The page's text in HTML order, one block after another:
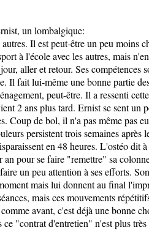
un lombalgique:
Il est peut-être un peu moins
à l'école avec les autres, mais
aller et retour. Ses
Il fait lui-même une bonne partie
peut-être. Il a ressenti
2 ans plus tard. Ernist se sent
Coup de bol, il n'a pas même
persistent trois semaines
en 48 heures. L'ostéo
pour se faire "remettre" sa
un peu attention à ses efforts.
mais lui donnent au final
mais ces mouvements
avant, c'est déjà une
"contrat d'entretien" n'est plus